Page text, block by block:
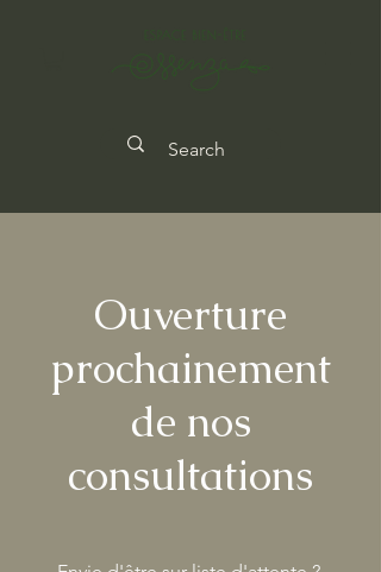
Ouverture
prochainement
de nos
consultations